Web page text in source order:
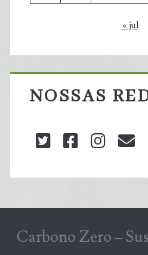
« jul
NOSSAS
twitterfacebook
Carbono Zero –